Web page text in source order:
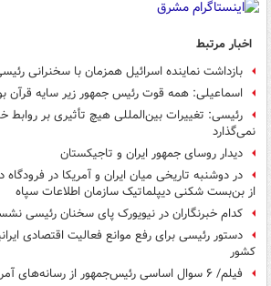
اخبار مرتبط
بازداشت نماینده اسرائیل همزمان با سخنرانی
اسماعیلی: همه قوت رئیس جمهور زیر سایه قرآن
رئیسی: تغییرات بین‌المللی هیچ تأثیری بر روابط
نمی‌گذارد
دیدار روسای جمهور ایران و تاجیکستان
در دوشنبه تاریخی میان ایران و آمریکا در
از بن‌بست شکنی دیپلماتیک سازمان اطلاعات سپاه
کدام خبرنگاران در نیویورک پای سخنان رئیسی
دستور رئیسی برای رفع موانع فعالیت اقتصادی
کشور
فیلم/ ۶ سوال اساسی رئیس‌جمهور از رسانه‌های آمریکایی